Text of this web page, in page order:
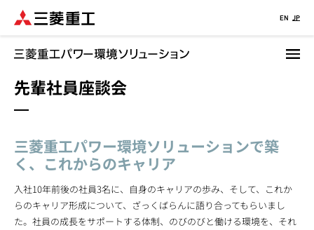
EN JP
先輩社員座談会
三菱重工パワー環境ソリューションで築
く、これからのキャリア
入社10年前後の社員3名に、自身のキャリアの歩み、そして、これか
らのキャリア形成について、ざっくばらんに語り合ってもらいまし
た。社員の成長をサポートする体制、のびのびと働ける環境を、それ